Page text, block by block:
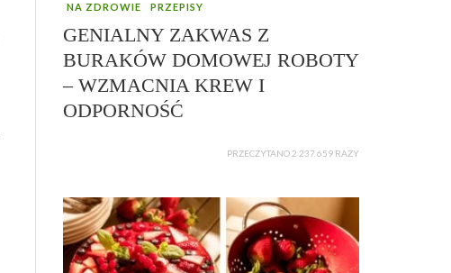
NA ZDROWIE PRZEPISY
GENIALNY ZAKWAS Z
BURAKÓW DOMOWEJ ROBOTY
– WZMACNIA KREW I
ODPORNOŚĆ
PRZECZYTANO 2 237 659 RAZY